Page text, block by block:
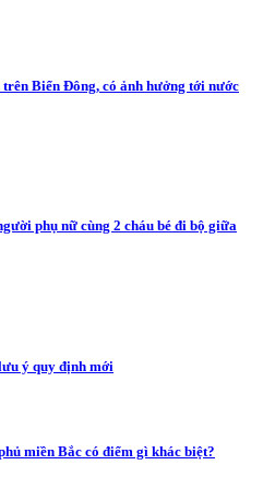
Biển Đông, có ảnh hưởng tới nước
phụ nữ cùng 2 cháu bé đi bộ giữa
ý quy định mới
miền Bắc có điểm gì khác biệt?